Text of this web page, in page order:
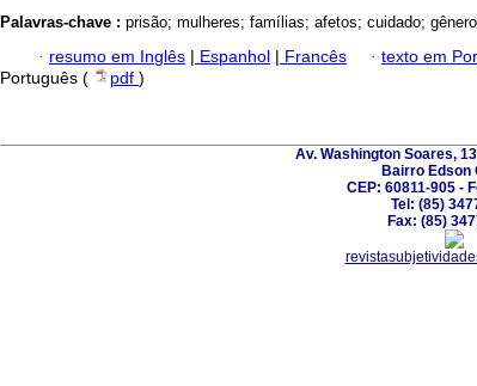
Palavras-chave : prisão; mulheres; famílias; afetos; cuidado;
· resumo em Inglês | Espanhol | Francês · texto em
Português (
pdf )
Av. Washington Soares,
Bairro Edson
CEP: 60811-905 -
Tel: (85)
Fax: (85)